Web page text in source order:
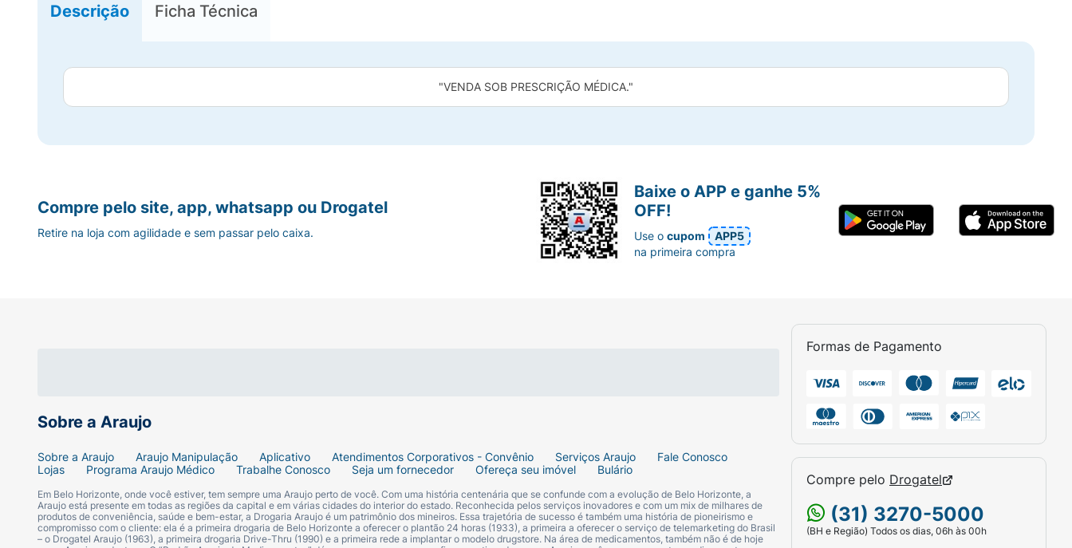
Descrição Ficha Técnica
"VENDA SOB PRESCRIÇÃO MÉDICA."
Sobre a Araujo
Sobre a Araujo Araujo Manipulação Aplicativo Atendimentos Corporativos - Convênio Serviços Araujo
Fale Conosco
Lojas
Programa Araujo Médico Trabalhe Conosco Seja um fornecedor Ofereça seu imóvel Bulário
Em Belo Horizonte, onde você estiver, tem sempre uma Araujo perto de você. Com uma história centenária que se confunde com a evolução de Belo Horizonte, a
Araujo está presente em todas as regiões da capital e em várias cidades do interior do estado. Reconhecida pelos serviços inovadores e com um mix de milhares de
produtos de conveniência, saúde e bem-estar, a Drogaria Araujo é um patrimônio dos mineiros. Essa trajetória de sucesso é também uma história de pioneirismo e
compromisso com o cliente: ela é a primeira drogaria de Belo Horizonte a oferecer o plantão 24 horas (1933), a primeira a oferecer o serviço de telemarketing do Brasil
– o Drogatel Araujo (1963), a primeira drogaria Drive-Thru (1990) e a primeira rede a implantar o modelo drugstore. Na área de medicamentos, também não é de hoje
Formas de Pagamento
Compre pelo Drogatel
(31) 3270-5000
(BH e Região) Todos os dias, 06h às 00h
Compre pelo site, app, whatsapp ou Drogatel
Retire na loja com agilidade e sem passar pelo caixa.
Baixe o APP e ganhe 5%
OFF!
Use ocupom
APP5
na primeira compra